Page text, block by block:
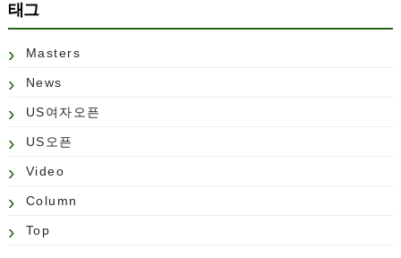
태그
Masters
News
US여자오픈
US오픈
Video
Column
Top